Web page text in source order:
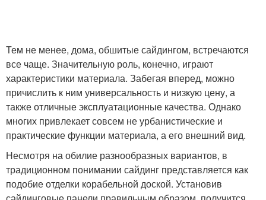
Тем не менее, дома, обшитые сайдингом, встречаются
все чаще. Значительную роль, конечно, играют
характеристики материала. Забегая вперед, можно
причислить к ним универсальность и низкую цену, а
также отличные эксплуатационные качества. Однако
многих привлекает совсем не урбанистические и
практические функции материала, а его внешний вид.
Несмотря на обилие разнообразных вариантов, в
традиционном понимании сайдинг представляется как
подобие отделки корабельной доской. Установив